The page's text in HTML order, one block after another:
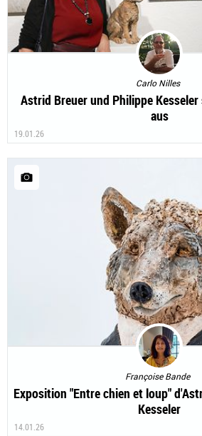
Carlo Nilles
Astrid Breuer und Philippe
aus
19.01.26
Françoise Bande
Exposition "Entre chien et loup"
Kesseler
14.01.26